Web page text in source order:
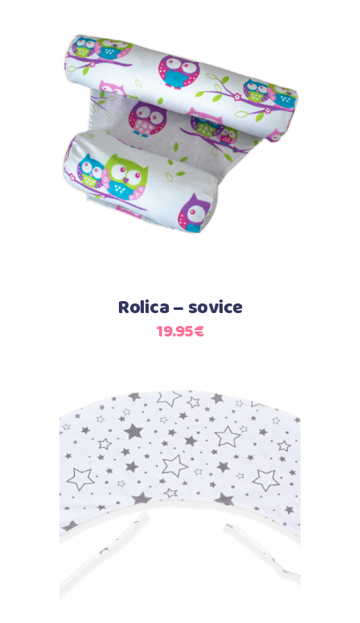
Dodaj u košaricu
Rolica – sovice
19.95€
Dodaj u košaricu